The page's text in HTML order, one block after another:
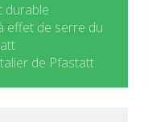
durable
effet de serre du
de Pfastatt